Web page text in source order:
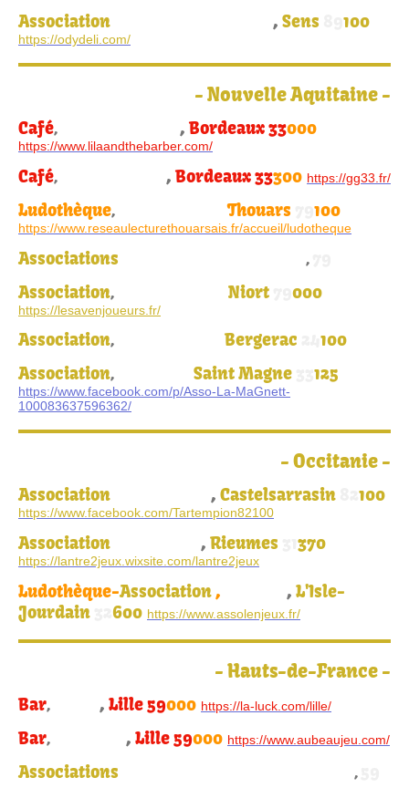
Association , Sens 100
https://odydeli.com/
- Nouvelle Aquitaine -
Café, , Bordeaux 33000
https://www.lilaandthebarber.com/
Café, , Bordeaux 33300 https://gg33.fr/
Ludothèque, Planète des jeux,Thouars 100
https://www.reseaulecturethouarsais.fr/accueil/ludotheque
Associations ,
Association, Niort 000
https://lesavenjoueurs.fr/
Association, Bergerac
100
Association, Saint Magne 125
https://www.facebook.com/p/Asso-La-MaGnett-
100083637596362/
- Occitanie -
Association , Castelsarrasin 100
https://www.facebook.com/Tartempion82100
Association , Rieumes 370
https://lantre2jeux.wixsite.com/lantre2jeux
Ludothèque-Association, , L'Isle-
Jourdain
600 https://www.assolenjeux.fr/
- Hauts-de-France -
Bar, , Lille 59000 https://la-luck.com/lille/
Bar, , Lille 59000 https://www.aubeaujeu.com/
Associations ,